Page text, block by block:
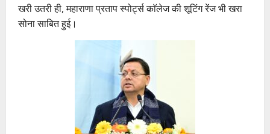
खरी उतरी ही, महाराणा प्रताप स्पोर्ट्स काॅलेज की शूटिंग रेंज भी खरा
सोना साबित हुई।